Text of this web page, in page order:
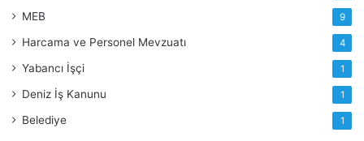
MEB 9
Harcama ve Personel Mevzuatı 4
Yabancı İşçi 1
Deniz İş Kanunu 1
Belediye 1